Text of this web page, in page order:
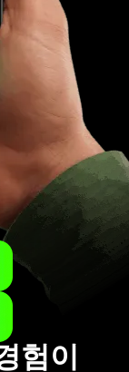
험이